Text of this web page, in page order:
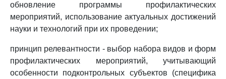
обновление программы профилактических
мероприятий, использование актуальных достижений
науки и технологий при их проведении;
принцип релевантности - выбор набора видов и форм
профилактических мероприятий, учитывающий
особенности подконтрольных субъектов (специфика